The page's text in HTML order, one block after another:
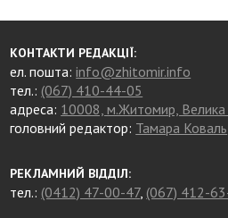
КОНТАКТИ РЕДАКЦІЇ:
ел. пошта:info@zhitomir.info
тел.: (067) 410-44-05
адреса: 10008, м.Житомир, Велика
головний редактор: Тамара Коваль
РЕКЛАМНИЙ ВІДДІЛ:
тел.: (0412) 47-00-47, (067) 412-